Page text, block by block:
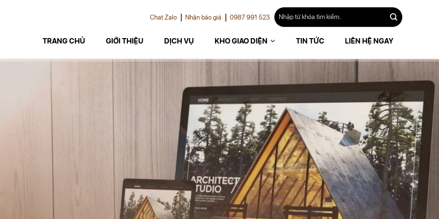
Chat Zalo Nhận báo giá 0987 991 523
TRANG CHỦ GIỚI THIỆU DỊCH VỤ KHO GIAO DIỆN TIN TỨC LIÊN HỆ NGAY
Thiết kế chuyên nghiệp